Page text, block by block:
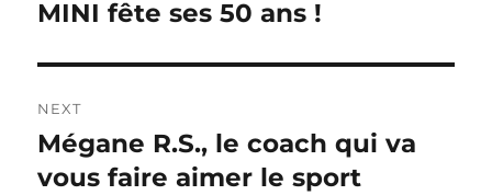
Previous
MINI fête ses 50 ans !
NEXT
Next
post:
Mégane R.S., le coach qui va
vous faire aimer le sport